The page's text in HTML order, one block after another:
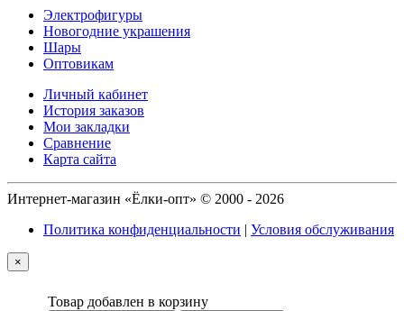
Электрофигуры
Новогодние украшения
Шары
Оптовикам
Личный кабинет
История заказов
Мои закладки
Сравнение
Карта сайта
Интернет-магазин «Ёлки-опт» © 2000 - 2026
Политика конфиденциальности | Условия обслуживания
×
Товар добавлен в корзину